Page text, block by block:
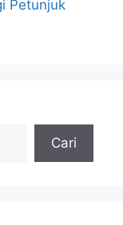
Petunjuk
Cari